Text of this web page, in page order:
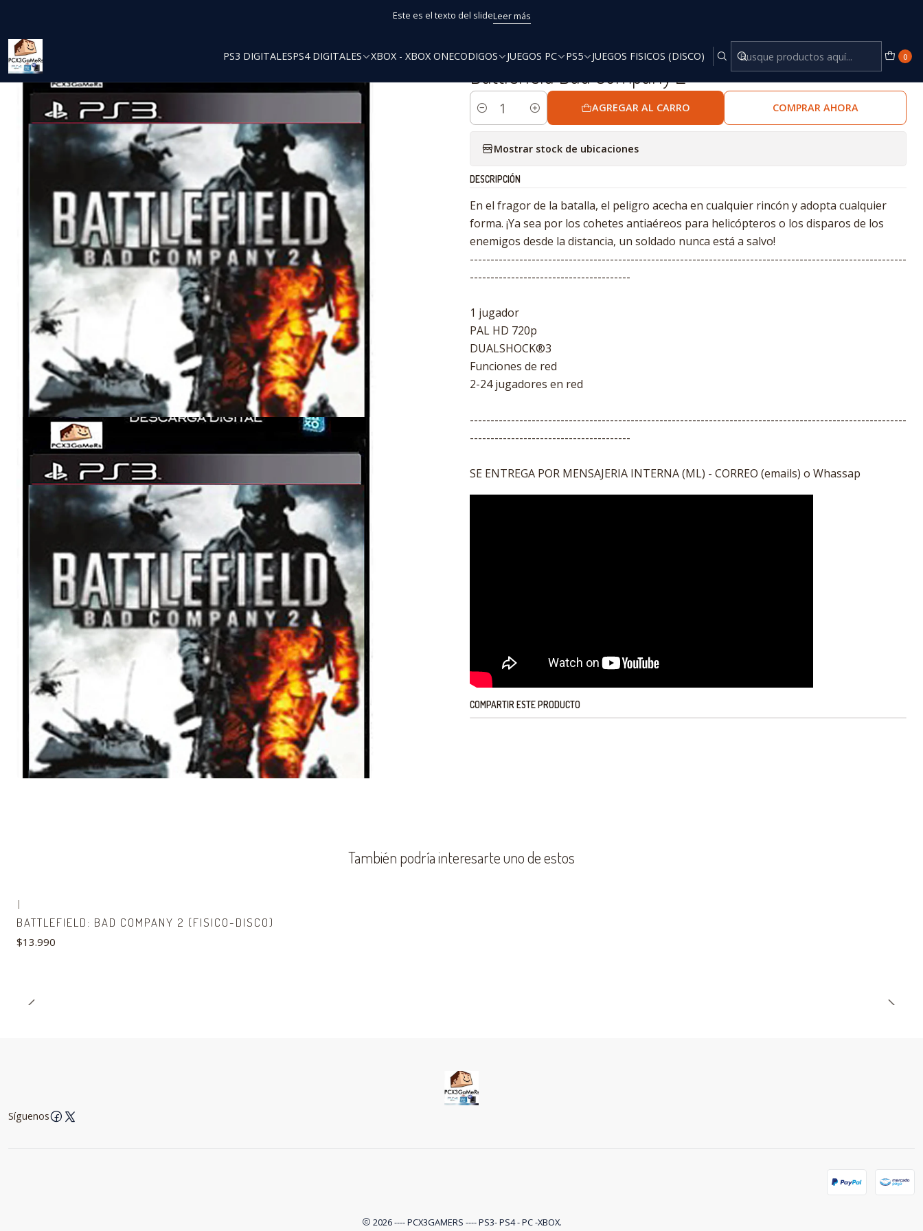
PS3 DIGITALESPS4 DIGITALES XBOX - XBOX ONECODIGOS JUEGOS PC PS5 JUEGOS FISICOS (DISCO) 0
Este es el texto del slideLeer más
PS3 Digitales Battlefield Bad Company 2
|
Battlefield Bad Company 2
Cantidad
AGREGAR AL CARRO COMPRAR AHORA
Mostrar stock de ubicaciones
DESCRIPCIÓN
En el fragor de la batalla, el peligro acecha en cualquier rincón y adopta cualquier
forma. ¡Ya sea por los cohetes antiaéreos para helicópteros o los disparos de los
enemigos desde la distancia, un soldado nunca está a salvo!
----------------------------------------------------------------------------------------------------------
---------------------------------------
1 jugador
PAL HD 720p
DUALSHOCK®3
Funciones de red
2-24 jugadores en red
----------------------------------------------------------------------------------------------------------
---------------------------------------
SE ENTREGA POR MENSAJERIA INTERNA (ML) - CORREO (emails) o Whassap
COMPARTIR ESTE PRODUCTO
También podría interesarte uno de estos
|
BATTLEFIELD: BAD COMPANY 2 (FISICO-DISCO)
$13.990
Síguenos
2026 ---- PCX3GAMERS ---- PS3- PS4 - PC -XBOX.